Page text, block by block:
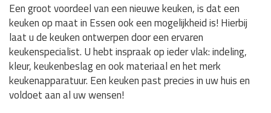
Een groot voordeel van een nieuwe keuken, is dat een
keuken op maat in Essen ook een mogelijkheid is! Hierbij
laat u de keuken ontwerpen door een ervaren
keukenspecialist. U hebt inspraak op ieder vlak: indeling,
kleur, keukenbeslag en ook materiaal en het merk
keukenapparatuur. Een keuken past precies in uw huis en
voldoet aan al uw wensen!